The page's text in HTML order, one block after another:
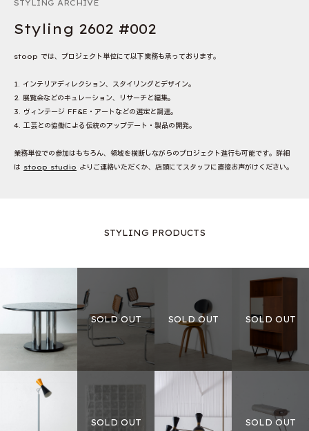
STYLING ARCHIVE
Styling 2602 #002
stoop では、プロジェクト単位にて以下業務も承っております。
1. インテリアディレクション、スタイリングとデザイン。
2. 展覧会などのキュレーション、リサーチと編集。
3. ヴィンテージ FF&E・アートなどの選定と調達。
4. 工芸との協働による伝統のアップデート・製品の開発。
業務単位での参加はもちろん、領域を横断しながらのプロジェクト進行も可能です。詳細
は stoop studio よりご連絡いただくか、店頭にてスタッフに直接お声がけください。
STYLING PRODUCTS